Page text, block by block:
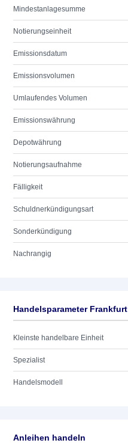
Mindestanlagesumme
Notierungseinheit
Emissionsdatum
Emissionsvolumen
Umlaufendes Volumen
Emissionswährung
Depotwährung
Notierungsaufnahme
Fälligkeit
Schuldnerkündigungsart
Sonderkündigung
Nachrangig
Handelsparameter Frankfurt
Kleinste handelbare Einheit
Spezialist
Handelsmodell
Anleihen handeln